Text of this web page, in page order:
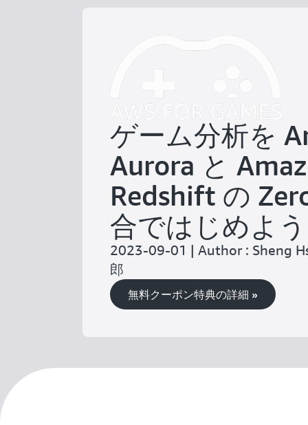
ゲーム分析を
Aurora と
Redshift の
合ではじめよう
2023-09-01 | Author : Sheng
郎
無料クーポン特典の詳細 »